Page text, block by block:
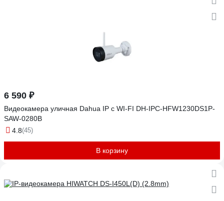
6 590 ₽
Видеокамера уличная Dahua IP с WI-FI DH-IPC-HFW1230DS1P-
SAW-0280B
4.8(45)
В корзину